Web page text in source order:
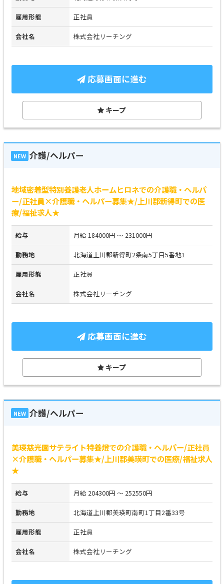
雇用形態 正社員
会社名 株式会社リーチング
応募画面に進む
キープ
NEW 介護/ヘルパー
地域密着型特別養護老人ホームヒロネでの介護職・ヘルパ
ー/正社員×介護職・ヘルパー募集★/上川郡新得町での医
療/福祉求人★
給与 月給 184000円 ～ 231000円
勤務地 北海道上川郡新得町2条南5丁目5番地1
雇用形態 正社員
会社名 株式会社リーチング
応募画面に進む
キープ
NEW 介護/ヘルパー
美瑛慈光園サテライト特養燈での介護職・ヘルパー/正社員
×介護職・ヘルパー募集★/上川郡美瑛町での医療/福祉求人
★
給与 月給 204300円 ～ 252550円
勤務地 北海道上川郡美瑛町南町1丁目2番33号
雇用形態 正社員
会社名 株式会社リーチング